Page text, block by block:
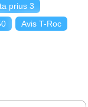
prius 3
Avis T-Roc